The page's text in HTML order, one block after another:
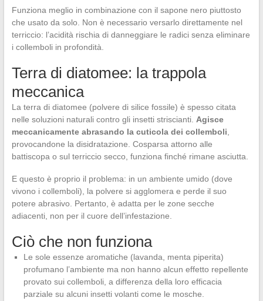
Funziona meglio in combinazione con il sapone nero piuttosto
che usato da solo. Non è necessario versarlo direttamente nel
terriccio: l’acidità rischia di danneggiare le radici senza eliminare
i collemboli in profondità.
Terra di diatomee: la trappola
meccanica
La terra di diatomee (polvere di silice fossile) è spesso citata
nelle soluzioni naturali contro gli insetti striscianti. Agisce
meccanicamente abrasando la cuticola dei collemboli
provocandone la disidratazione. Cosparsa attorno alle
battiscopa o sul terriccio secco, funziona finché rimane asciutta.
E questo è proprio il problema: in un ambiente umido (dove
vivono i collemboli), la polvere si agglomera e perde il suo
potere abrasivo. Pertanto, è adatta per le zone secche
adiacenti, non per il cuore dell’infestazione.
Ciò che non funziona
Le sole essenze aromatiche (lavanda, menta piperita)
profumano l’ambiente ma non hanno alcun effetto repellente
provato sui collemboli, a differenza della loro efficacia
parziale su alcuni insetti volanti come le mosche.